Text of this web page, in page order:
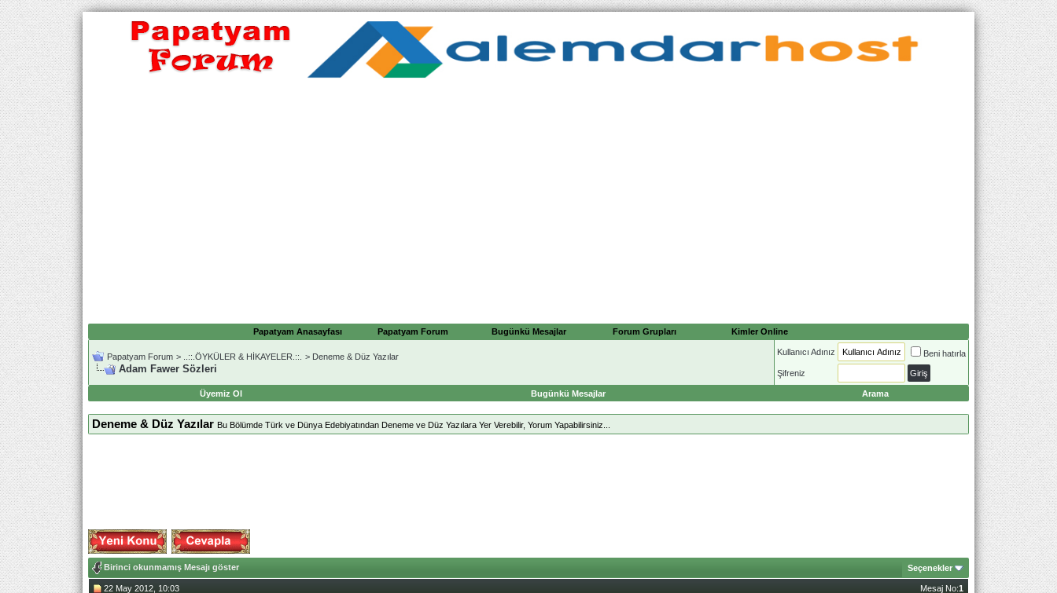
Papatyam Anasayfası Papatyam Forum Bugünkü Mesajlar Forum Grupları Kimler Online
Papatyam Forum > ..::.ÖYKÜLER & HİKAYELER.::. > Deneme & Düz Yazılar
Adam Fawer Sözleri
Kullanıcı Adınız Beni hatırla
Şifreniz
Üyemiz Ol Bugünkü Mesajlar Arama
Deneme & Düz Yazılar Bu Bölümde Türk ve Dünya Edebiyatından Deneme ve Düz Yazılara Yer Verebilir, Yorum Yapabilirsiniz...
Birinci okunmamış Mesajı göster Seçenekler
22 May 2012, 10:03 Mesaj No:1